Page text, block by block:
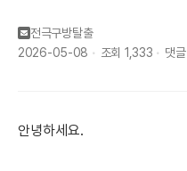
전극구방탈출
2026-05-08
조회 1,333 댓글
안녕하세요.